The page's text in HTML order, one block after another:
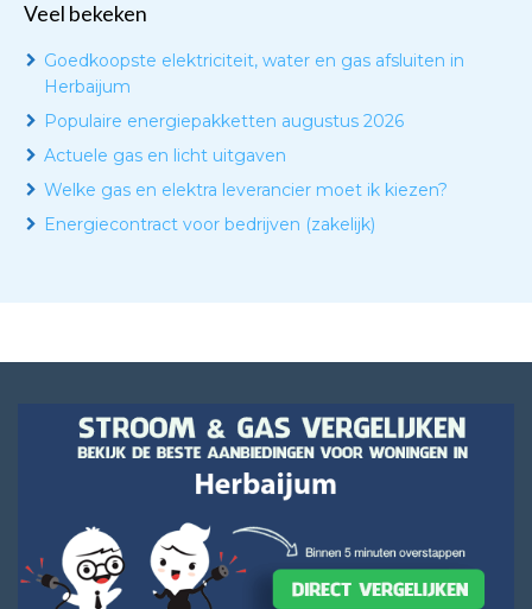
Veel bekeken
Goedkoopste elektriciteit, water en gas afsluiten in
Herbaijum
Populaire energiepakketten augustus 2026
Actuele gas en licht uitgaven
Welke gas en elektra leverancier moet ik kiezen?
Energiecontract voor bedrijven (zakelijk)